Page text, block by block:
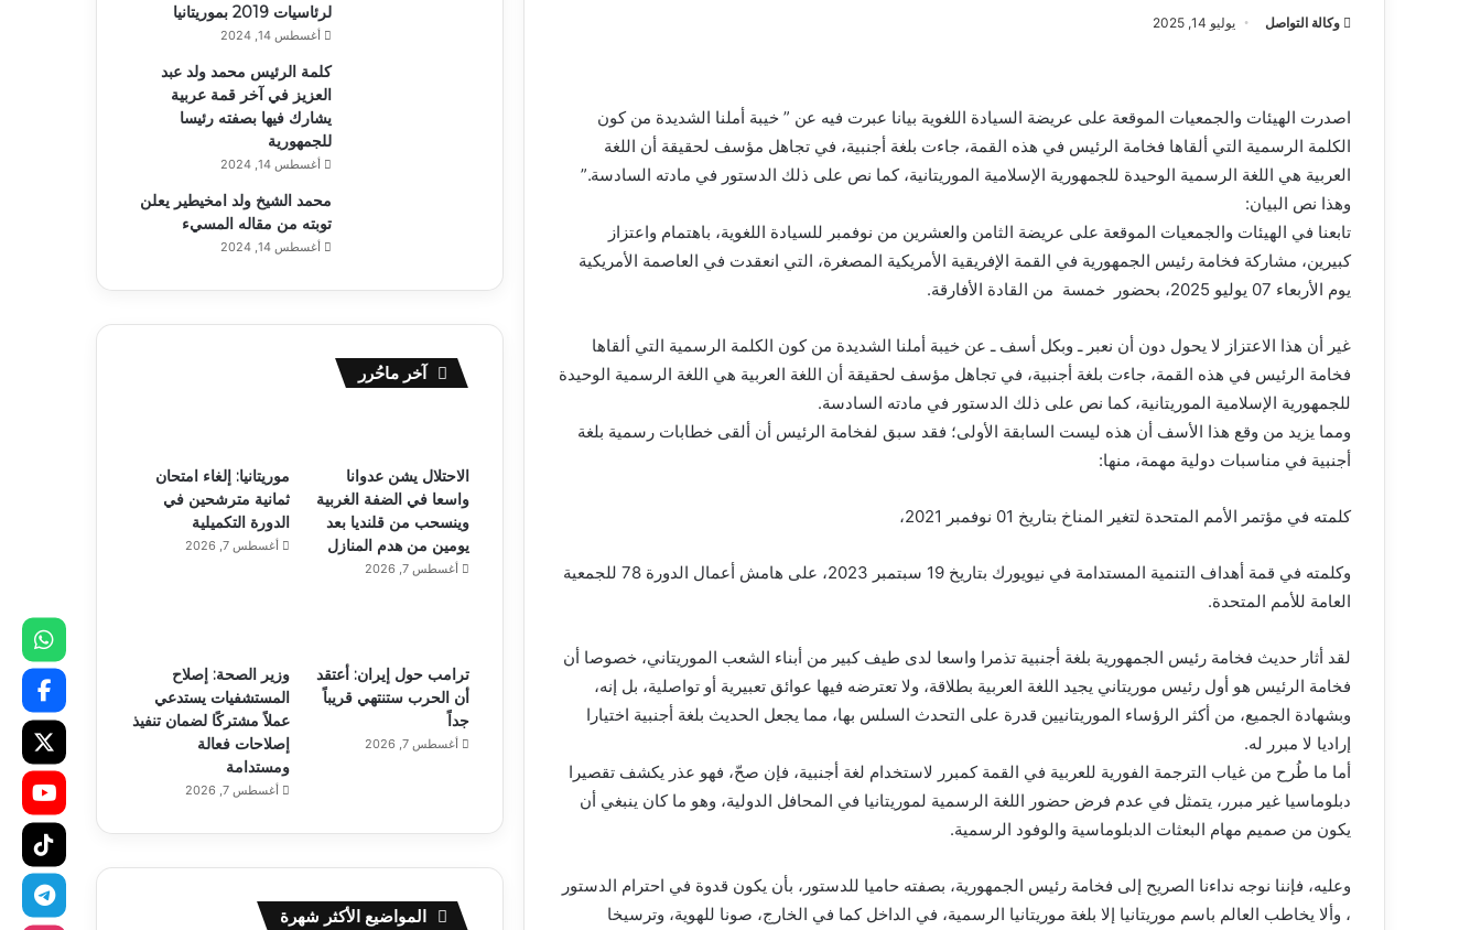
وكالة التواصل يوليو 14, 2025
اصدرت الهيئات والجمعيات الموقعة على عريضة السيادة اللغوية بيانا عبرت فيه عن ” خيبة أملنا الشديدة من كون
الكلمة الرسمية التي ألقاها فخامة الرئيس في هذه القمة، جاءت بلغة أجنبية، في تجاهل مؤسف لحقيقة أن اللغة
العربية هي اللغة الرسمية الوحيدة للجمهورية الإسلامية الموريتانية، كما نص على ذلك الدستور في مادته السادسة.”
وهذا نص البيان:
تابعنا في الهيئات والجمعيات الموقعة على عريضة الثامن والعشرين من نوفمبر للسيادة اللغوية، باهتمام واعتزاز
كبيرين، مشاركة فخامة رئيس الجمهورية في القمة الإفريقية الأمريكية المصغرة، التي انعقدت في العاصمة الأمريكية
يوم الأربعاء 07 يوليو 2025، بحضور خمسة من القادة الأفارقة.
غير أن هذا الاعتزاز لا يحول دون أن نعبر ـ وبكل أسف ـ عن خيبة أملنا الشديدة من كون الكلمة الرسمية التي ألقاها
فخامة الرئيس في هذه القمة، جاءت بلغة أجنبية، في تجاهل مؤسف لحقيقة أن اللغة العربية هي اللغة الرسمية الوحيدة
للجمهورية الإسلامية الموريتانية، كما نص على ذلك الدستور في مادته السادسة.
ومما يزيد من وقع هذا الأسف أن هذه ليست السابقة الأولى؛ فقد سبق لفخامة الرئيس أن ألقى خطابات رسمية بلغة
أجنبية في مناسبات دولية مهمة، منها:
كلمته في مؤتمر الأمم المتحدة لتغير المناخ بتاريخ 01 نوفمبر 2021،
وكلمته في قمة أهداف التنمية المستدامة في نيويورك بتاريخ 19 سبتمبر 2023، على هامش أعمال الدورة 78 للجمعية
العامة للأمم المتحدة.
لقد أثار حديث فخامة رئيس الجمهورية بلغة أجنبية تذمرا واسعا لدى طيف كبير من أبناء الشعب الموريتاني، خصوصا أن
فخامة الرئيس هو أول رئيس موريتاني يجيد اللغة العربية بطلاقة، ولا تعترضه فيها عوائق تعبيرية أو تواصلية، بل إنه،
وبشهادة الجميع، من أكثر الرؤساء الموريتانيين قدرة على التحدث السلس بها، مما يجعل الحديث بلغة أجنبية اختيارا
إراديا لا مبرر له.
أما ما طُرح من غياب الترجمة الفورية للعربية في القمة كمبرر لاستخدام لغة أجنبية، فإن صحّ، فهو عذر يكشف تقصيرا
دبلوماسيا غير مبرر، يتمثل في عدم فرض حضور اللغة الرسمية لموريتانيا في المحافل الدولية، وهو ما كان ينبغي أن
يكون من صميم مهام البعثات الدبلوماسية والوفود الرسمية.
وعليه، فإننا نوجه نداءنا الصريح إلى فخامة رئيس الجمهورية، بصفته حاميا للدستور، بأن يكون قدوة في احترام الدستور
، وألا يخاطب العالم باسم موريتانيا إلا بلغة موريتانيا الرسمية، في الداخل كما في الخارج، صونا للهوية، وترسيخا
لرئاسيات 2019 بموريتانيا
أغسطس 14, 2024
كلمة الرئيس محمد ولد عبد
العزيز في آخر قمة عربية
يشارك فيها بصفته رئيسا
للجمهورية
أغسطس 14, 2024
محمد الشيخ ولد امخيطير يعلن
توبته من مقاله المسيء
أغسطس 14, 2024
آخر ماحُرر
الاحتلال يشن عدوانا
واسعا في الضفة الغربية
وينسحب من قلنديا بعد
يومين من هدم المنازل
أغسطس 7, 2026
موريتانيا: إلغاء امتحان
ثمانية مترشحين في
الدورة التكميلية
أغسطس 7, 2026
ترامب حول إيران: أعتقد
أن الحرب ستنتهي قريباً
جداً
أغسطس 7, 2026
وزير الصحة: إصلاح
المستشفيات يستدعي
عملاً مشتركًا لضمان تنفيذ
إصلاحات فعالة
ومستدامة
أغسطس 7, 2026
المواضيع الأكثر شهرة